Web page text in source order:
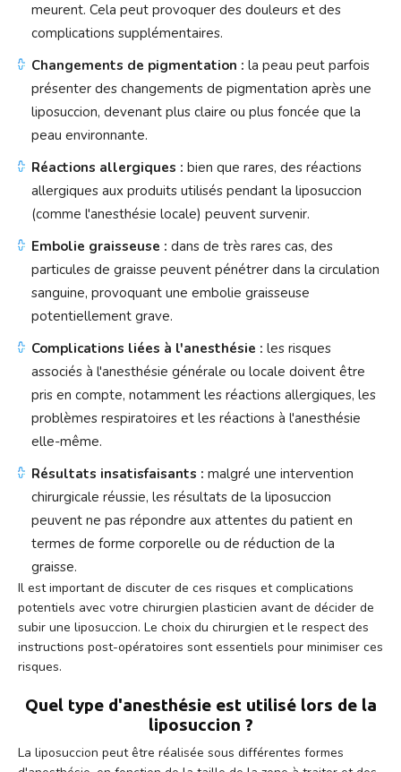
meurent. Cela peut provoquer des douleurs et des
complications supplémentaires.
Changements de pigmentation : la peau peut parfois
présenter des changements de pigmentation après une
liposuccion, devenant plus claire ou plus foncée que la
peau environnante.
Réactions allergiques : bien que rares, des réactions
allergiques aux produits utilisés pendant la liposuccion
(comme l'anesthésie locale) peuvent survenir.
Embolie graisseuse : dans de très rares cas, des
particules de graisse peuvent pénétrer dans la circulation
sanguine, provoquant une embolie graisseuse
potentiellement grave.
Complications liées à l'anesthésie : les risques
associés à l'anesthésie générale ou locale doivent être
pris en compte, notamment les réactions allergiques, les
problèmes respiratoires et les réactions à l'anesthésie
elle-même.
Résultats insatisfaisants : malgré une intervention
chirurgicale réussie, les résultats de la liposuccion
peuvent ne pas répondre aux attentes du patient en
termes de forme corporelle ou de réduction de la
graisse.
Il est important de discuter de ces risques et complications
potentiels avec votre chirurgien plasticien avant de décider de
subir une liposuccion. Le choix du chirurgien et le respect des
instructions post-opératoires sont essentiels pour minimiser ces
risques.
Quel type d'anesthésie est utilisé lors de la
liposuccion ?
La liposuccion peut être réalisée sous différentes formes